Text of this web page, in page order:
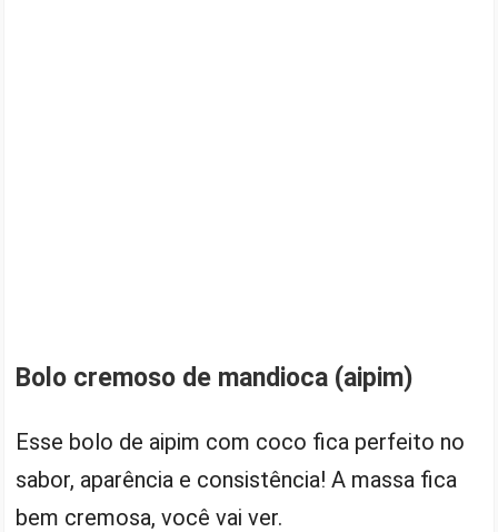
Bolo cremoso de mandioca (aipim)
Esse bolo de aipim com coco fica perfeito no
sabor, aparência e consistência! A massa fica
bem cremosa, você vai ver.